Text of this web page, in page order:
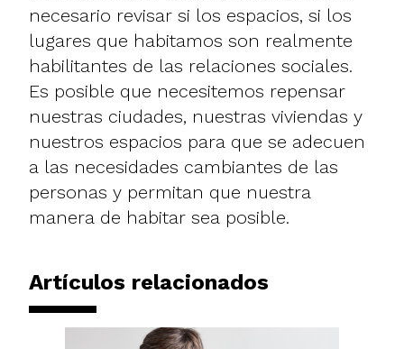
necesario revisar si los espacios, si los
lugares que habitamos son realmente
habilitantes de las relaciones sociales.
Es posible que necesitemos repensar
nuestras ciudades, nuestras viviendas y
nuestros espacios para que se adecuen
a las necesidades cambiantes de las
personas y permitan que nuestra
manera de habitar sea posible.
Artículos relacionados